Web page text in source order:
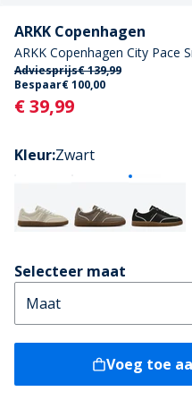
ARKK Copenhagen
ARKK Copenhagen City Pace
Adviesprijs€ 139,99
Bespaar€ 100,00
Current
€ 39,99
Kleur:Zwart
Selecteer maat
Voeg toe